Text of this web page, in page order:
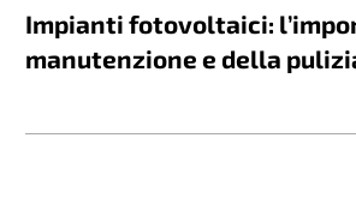
Impianti fotovoltaici:
manutenzione e della